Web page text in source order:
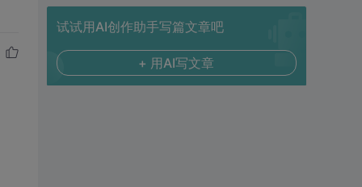
试试用AI创作助手写篇文章吧
+ 用AI写文章